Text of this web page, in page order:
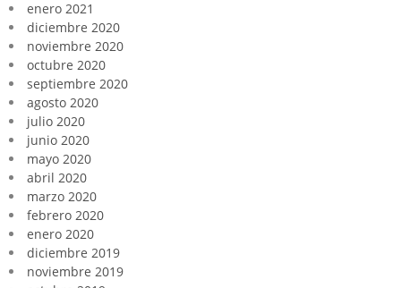
enero 2021
diciembre 2020
noviembre 2020
octubre 2020
septiembre 2020
agosto 2020
julio 2020
junio 2020
mayo 2020
abril 2020
marzo 2020
febrero 2020
enero 2020
diciembre 2019
noviembre 2019